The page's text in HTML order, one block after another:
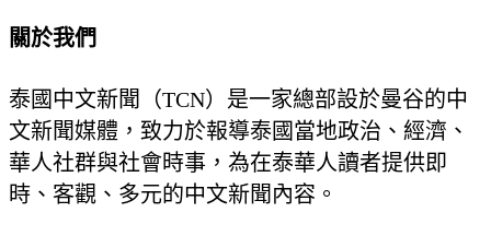
關於我們
泰國中文新聞（TCN）是一家總部設於曼谷的中
文新聞媒體，致力於報導泰國當地政治、經濟、
華人社群與社會時事，為在泰華人讀者提供即
時、客觀、多元的中文新聞內容。